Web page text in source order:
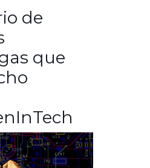
de
que